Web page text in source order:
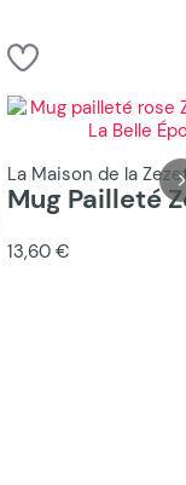
La Maison de la
Mug Pailleté
13,60 €